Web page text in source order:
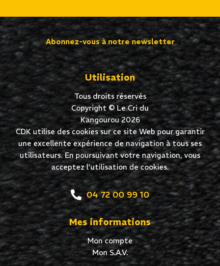
Abonnez-vous à notre newsletter
Utilisation
Tous droits réservés
Copyright © Le Cri du
Kangourou 2026
CDK utilise des cookies sur ce site Web pour garantir
une excellente expérience de navigation à tous ses
utilisateurs. En poursuivant votre navigation, vous
acceptez l’utilisation de cookies.
04 72 00 99 10
Mes informations
Mon compte
Mon S.A.V.